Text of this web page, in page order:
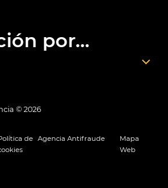
por...
© 2026
de Agencia Antifraude
Mapa
Web